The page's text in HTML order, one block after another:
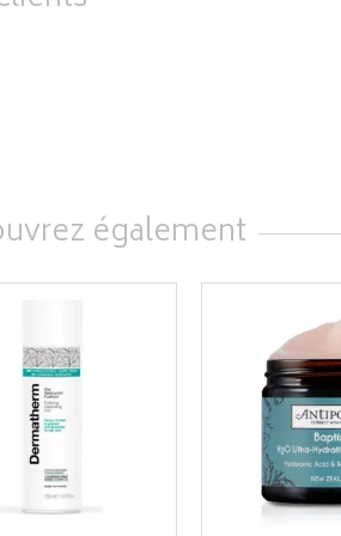
également